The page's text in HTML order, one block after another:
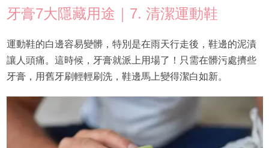
牙膏7大隱藏用途｜7. 清潔運動鞋
運動鞋的白邊容易變髒，特別是在雨天行走後，鞋邊的泥漬
讓人頭痛。這時候，牙膏就派上用場了！只需在髒污處擠些
牙膏，用舊牙刷輕輕刷洗，鞋邊馬上變得潔白如新。